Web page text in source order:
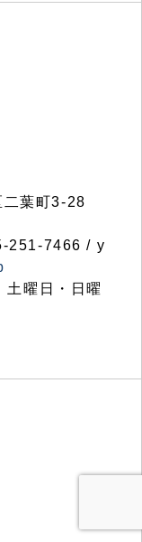
二葉町3-28
251-7466 / y
曜日・日曜